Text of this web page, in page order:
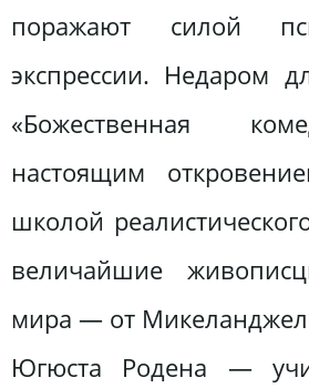
поражают силой
экспрессии. Недаром
«Божественная
настоящим
школой
величайшие
мира — от
Югюста Родена —